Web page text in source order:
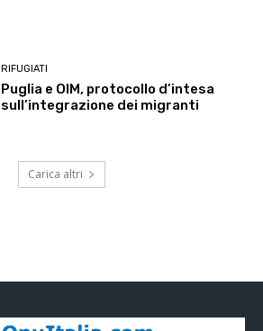
RIFUGIATI
Puglia e OIM, protocollo d’intesa
sull’integrazione dei migranti
Carica altri